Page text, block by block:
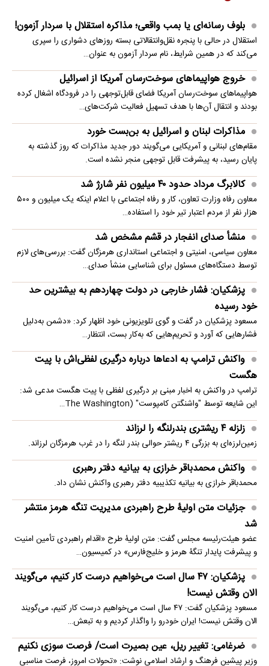
بلوف رسانه‌ای یا بمب واقعی؛ مذاکره استقلال با سردار آزمون!
استقلال در حالی با پنجره نقل‌وانتقالاتی بسته روزهای دشواری را سپری
می‌کند که در همین شرایط، نام سردار آزمون به عنوان…
خروج هواپیماهای سوخت‌رسان آمریکا از اسرائیل
هواپیماهای سوخت‌رسان آمریکا فضای قابل‌توجهی را در فرودگاه اشغال کرده
بودند و انتقال آن‌ها با هدف تسهیل فعالیت شرکت‌های…
مذاکرات لبنان و اسرائیل به بن‌بست خورد
مقام‌های لبنانی و آمریکایی می‌گویند دور جدید مذاکرات که روز گذشته به
پایان رسید، به پیشرفت قابل توجهی منجر نشده است.
کالابرگ مرداد حدود ۴۰‌ میلیون نفر شارژ شد
معاون رفاه وزارت تعاون، کار و رفاه اجتماعی با اعلام اینکه یک میلیون و ۵۰۰
هزار نفر از مردم اعتبار تیر خود را استفاده…
منشأ صدای انفجار در قشم مشخص شد
معاون سیاسی، امنیتی و اجتماعی استانداری هرمزگان گفت: بررسی‌های لازم
توسط دستگاه‌های مسئول برای شناسایی منشأ صدای…
پزشکیان: فشار خارجی در دولت چهاردهم به بیشترین حد
خود رسیده
مسعود پزشکیان در گفت و گوی تلویزیونی خود اظهار کرد: «دشمن به‌دلیل
فشارهایی که آورد و تحریم‌هایی که به‌کار بست، انتظار…
واکنش ترامپ به ادعاها درباره درگیری لفظی‌اش با پیت
هگست
ترامپ در واکنش به اخبار مبنی بر درگیری لفظی با پیت هگست مدعی شد:
این شایعه توسط "واشنگتن کامپوست" (The Washington…
زلزله ۴ ریشتری بندرلنگه را لرزاند
زمین‌لرزه‌ای به بزرگی ۴ ریشتر حوالی بندر لنگه را در غرب هرمزگان لرزاند.
واکنش محمدباقر خرازی به بیانیه دفتر رهبری
محمدباقر خرازی به بیانیه تکذیبیه دفتر رهبری واکنش نشان داد.
جزئیات متن اولیۀ طرح راهبردی مدیریت تنگه هرمز منتشر
شد
عضو هیئت‌رئیسه مجلس گفت: متن اولیۀ طرح «اقدام راهبردی تأمین امنیت
و پیشرفت پایدار تنگۀ هرمز و خلیج‌فارس» در کمیسیون…
پزشکیان: ۴۷ سال است می‌خواهیم درست کار کنیم، می‌گویند
الان وقتش نیست!
مسعود پزشکیان گفت: ۴۷ سال است می‌خواهیم درست کار کنیم، می‌گویند
الان وقتش نیست! ایران خودرو را واگذار کردیم و به تبعش…
ضرغامی: تغییر ریل، عین بصیرت است/ فرصت سوزی نکنیم
وزیر پیشین فرهنگ و ارشاد اسلامی نوشت: «تحولات امروز، فرصت مناسبی